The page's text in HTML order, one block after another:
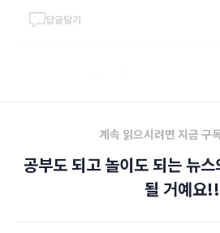
답글달기
계속 읽으시려면 지금 구
공부도 되고 놀이도 되는 뉴
될 거예요!!